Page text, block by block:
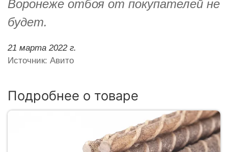
Воронеже отбоя от покупателей не
будет.
21 марта 2022 г.
Источник: Авито
Подробнее о товаре